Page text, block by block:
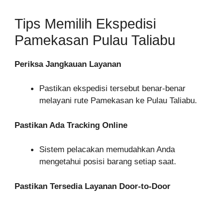
Tips Memilih Ekspedisi
Pamekasan Pulau Taliabu
Periksa Jangkauan Layanan
Pastikan ekspedisi tersebut benar-benar
melayani rute Pamekasan ke Pulau Taliabu.
Pastikan Ada Tracking Online
Sistem pelacakan memudahkan Anda
mengetahui posisi barang setiap saat.
Pastikan Tersedia Layanan Door-to-Door